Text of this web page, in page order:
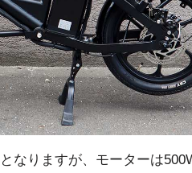
なりますが、モーターは